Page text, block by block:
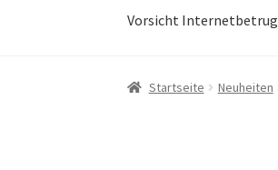
Vorsicht Internetbetrug
Startseite Neuheiten